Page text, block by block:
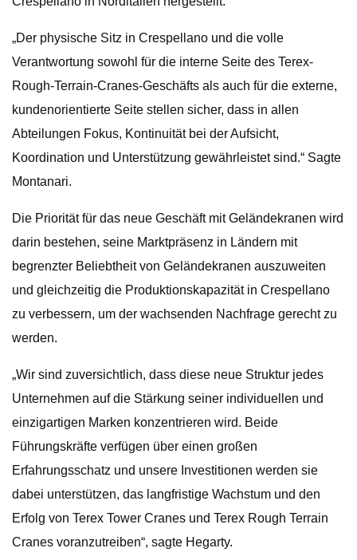
„Der physische Sitz in Crespellano und die volle
Verantwortung sowohl für die interne Seite des Terex-
Rough-Terrain-Cranes-Geschäfts als auch für die externe,
kundenorientierte Seite stellen sicher, dass in allen
Abteilungen Fokus, Kontinuität bei der Aufsicht,
Koordination und Unterstützung gewährleistet sind.“ Sagte
Montanari.
Die Priorität für das neue Geschäft mit Geländekranen wird
darin bestehen, seine Marktpräsenz in Ländern mit
begrenzter Beliebtheit von Geländekranen auszuweiten
und gleichzeitig die Produktionskapazität in Crespellano
zu verbessern, um der wachsenden Nachfrage gerecht zu
werden.
„Wir sind zuversichtlich, dass diese neue Struktur jedes
Unternehmen auf die Stärkung seiner individuellen und
einzigartigen Marken konzentrieren wird. Beide
Führungskräfte verfügen über einen großen
Erfahrungsschatz und unsere Investitionen werden sie
dabei unterstützen, das langfristige Wachstum und den
Erfolg von Terex Tower Cranes und Terex Rough Terrain
Cranes voranzutreiben“, sagte Hegarty.